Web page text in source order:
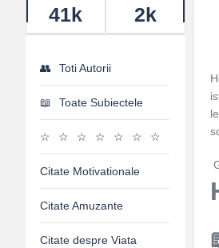
41k 2k
Toti Autorii
Toate Subiectele
Citate Motivationale
Citate Amuzante
Citate despre Viata